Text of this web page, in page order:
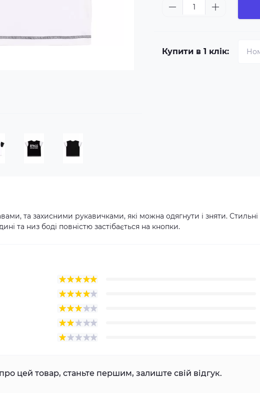
Купити в 1 клік:
та захисними рукавичками, які можна одягнути і зняти. Стильні
та низ боді повністю застібається на кнопки.
цей товар, станьте першим, залиште свій відгук.